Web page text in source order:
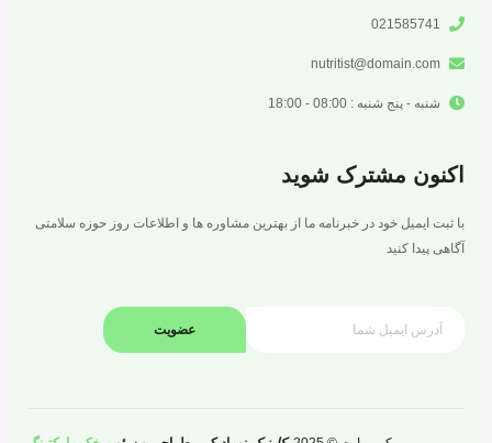
021585741
nutritist@domain.com
شنبه - پنج شنبه : 08:00 - 18:00
اکنون مشترک شوید
با ثبت ایمیل خود در خبرنامه ما از بهترین مشاوره ها و اطلاعات روز حوزه سلامتی
آگاهی پیدا کنید
عضویت